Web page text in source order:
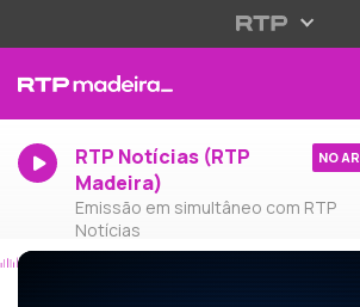
RTP Notícias (RTP
Madeira)
Emissão em simultâneo com RTP
Notícias
NO AR